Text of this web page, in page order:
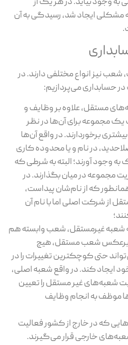
ایجاد شد، رسیدگی به آن
نیز انواع مختلفی دارند. در
حسابداری می‌پردازیم:
مستقل، علاوه بر وظایف و
یک مجموعه برای آن‌ها در نظر
برخوردارند. در واقع آن‌ها
در نام و یا محدوده کاری
وجود آورند؛ البته به شرطی که
مجموعه در میان بگذارند. در
که از نام‌شان پیداست،
از شرکت اصلی اما با نام آن
شعبه غیرمستقل، شعب وابسته هم
برعکس شعب مستقل، هیچ
حتی کوچکترین تغییرات را در
ایجاد کند. در واقع شعبه اصلی،
شعبه‌های غیر مستقل را تعیین
موظف به انجام وظایف
که در خارج از کشور فعالیت
خارجی قرار می‌گیرند.